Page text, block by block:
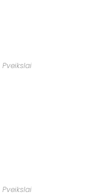
Pveikslai
Pveikslai